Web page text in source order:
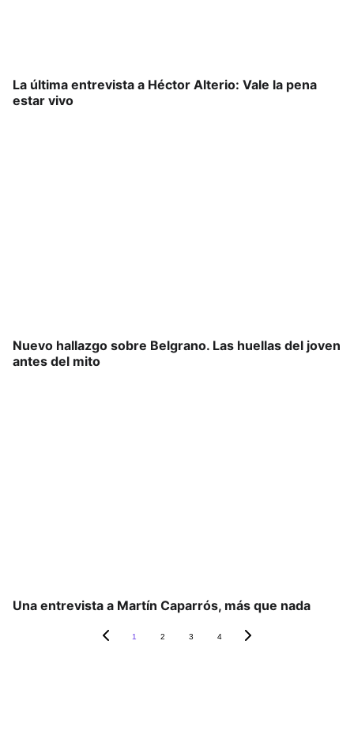
La última entrevista a Héctor Alterio: Vale la pena
estar vivo
Nuevo hallazgo sobre Belgrano. Las huellas del joven
antes del mito
Una entrevista a Martín Caparrós, más que nada
1 2 3 4